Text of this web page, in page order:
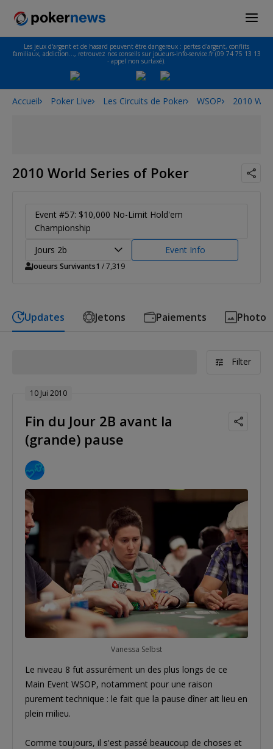
Les jeux d'argent et de hasard peuvent être dangereux : pertes d'argent, conflits
familiaux, addiction…, retrouvez nos conseils sur joueurs-info-service.fr (09 74 75 13 13
- appel non surtaxé).
Accueil Poker Live Les Circuits de Poker WSOP 2010
2010 World Series of Poker
Event #57: $10,000 No-Limit Hold'em
Championship
Jours 2b
Event Info
Joueurs Survivants1 / 7,319
Updates Jetons Paiements Photo
Filter
10 Jui 2010
Fin du Jour 2B avant la
(grande) pause
Vanessa Selbst
Le niveau 8 fut assurément un des plus longs de ce
Main Event WSOP, notamment pour une raison
purement technique : le fait que la pause dîner ait lieu en
plein milieu.
Comme toujours, il s'est passé beaucoup de choses et